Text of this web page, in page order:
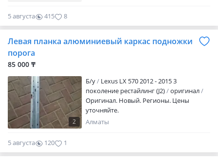
5 августа 415 8
Левая планка алюминиевый каркас подножки
порога
85 000 ₸
2
Б/y
Lexus LX 570 2012 - 2015 3
поколение рестайлинг (J2)
оригинал
Оригинал. Новый. Регионы. Цены
уточняйте.
Алматы
5 августа 120 1